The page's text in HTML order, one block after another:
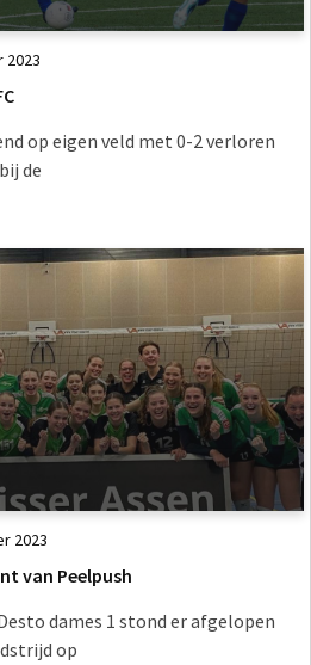
2023
op eigen veld met 0-2 verloren
de
2023
van Peelpush
dames 1 stond er afgelopen
op